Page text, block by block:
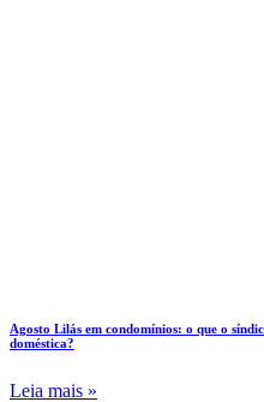
Agosto Lilás em condomínios: o que o
doméstica?
Leia mais »